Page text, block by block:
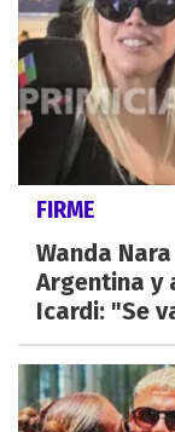
FIRME
Wanda
Argentina y
Icardi: "Se